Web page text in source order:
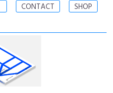
CONTACT SHOP